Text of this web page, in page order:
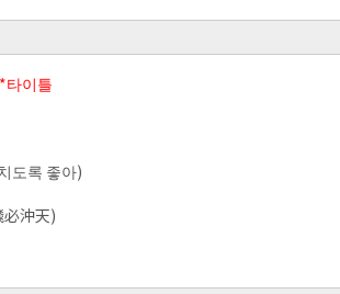
타이틀
도록 좋아)
必沖天)